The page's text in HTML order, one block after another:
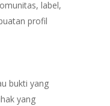
label,
profil
bukti yang
yang